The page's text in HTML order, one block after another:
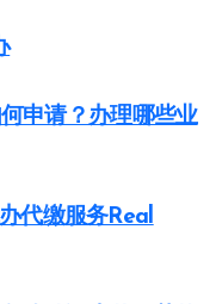
申请？办理哪些业
代缴服务Real